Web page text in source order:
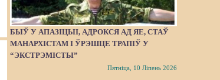
БЫЎ У АПАЗІЦЫІ, АДРОКСЯ АД ЯЕ, СТАЎ
МАНАРХІСТАМ І ЎРЭШЦЕ ТРАПІЎ У
“ЭКСТРЭМІСТЫ”
Пятніца, 10 Ліпень 2026